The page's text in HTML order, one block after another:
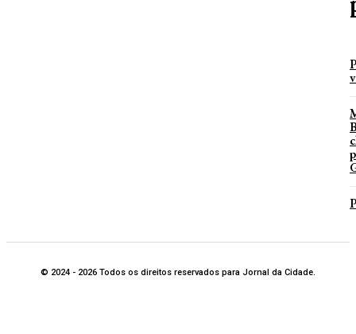
© 2024 - 2026 Todos os direitos reservados para Jornal da Cidade.